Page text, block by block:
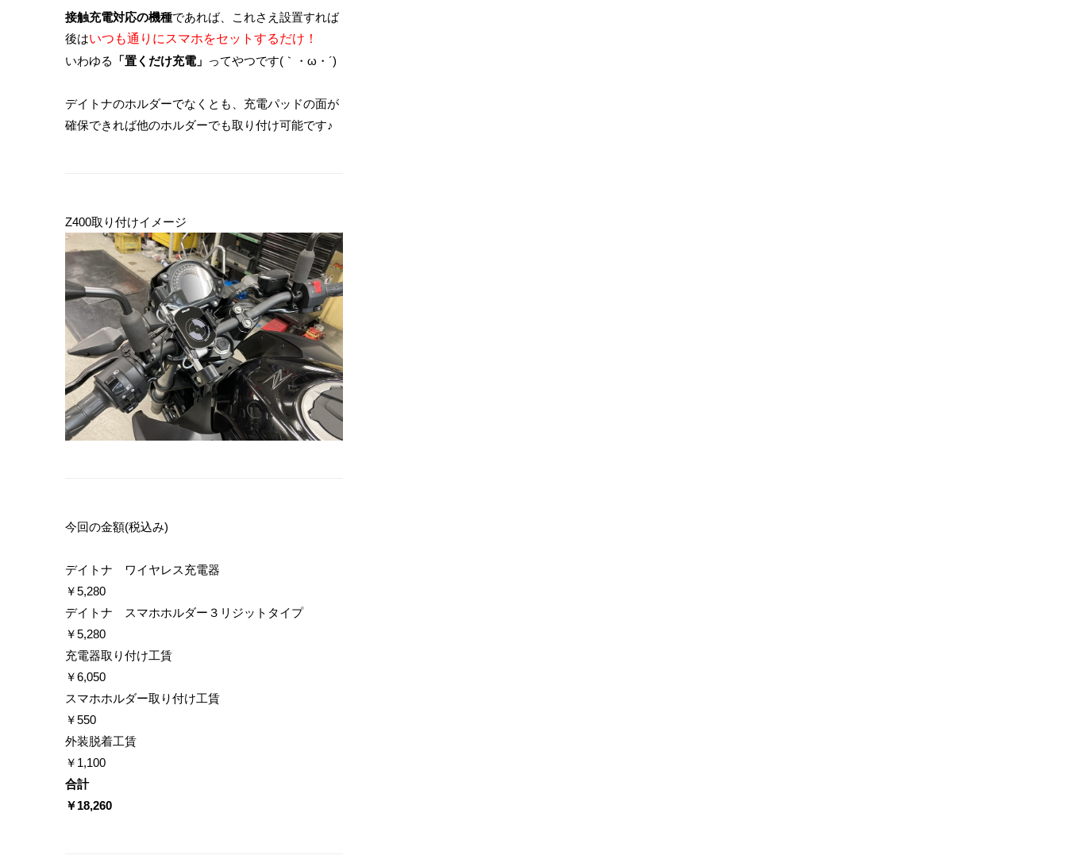
接触充電対応の機種であれば、これさえ設置すれば
後はいつも通りにスマホをセットするだけ！
いわゆる
「置くだけ充電」 ってやつです(｀・ω・´)
デイトナのホルダーでなくとも、充電パッドの面が
確保できれば他のホルダーでも取り付け可能です♪
Z400取り付けイメージ
今回の金額(税込み)
デイトナ ワイヤレス充電器
￥5,280
デイトナ スマホホルダー３リジットタイプ
￥5,280
充電器取り付け工賃
￥6,050
スマホホルダー取り付け工賃
￥550
外装脱着工賃
￥1,100
合計
￥18,260